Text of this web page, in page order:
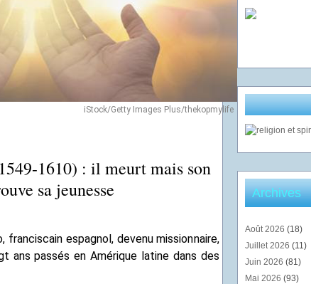
iStock/Getty Images Plus/thekopmylife
1610) : il meurt mais son
sa jeunesse
franciscain espagnol, devenu missionnaire,
ans passés en Amérique latine dans des
Archives
Août 2026 (18)
Juillet 2026 (11)
Juin 2026 (81)
Mai 2026 (93)